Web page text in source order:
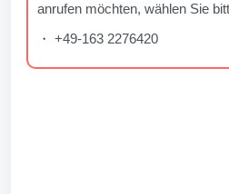
anrufen möchten, wählen Sie
・ +49-163 2276420